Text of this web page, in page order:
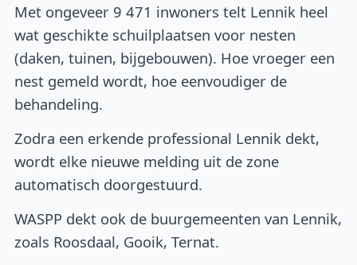
Met ongeveer 9 471 inwoners telt Lennik heel
wat geschikte schuilplaatsen voor nesten
(daken, tuinen, bijgebouwen). Hoe vroeger een
nest gemeld wordt, hoe eenvoudiger de
behandeling.
Zodra een erkende professional Lennik dekt,
wordt elke nieuwe melding uit de zone
automatisch doorgestuurd.
WASPP dekt ook de buurgemeenten van Lennik,
zoals Roosdaal, Gooik, Ternat.